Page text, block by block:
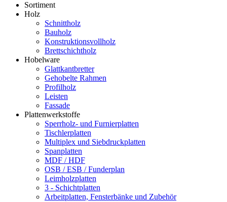
Sortiment
Holz
Schnittholz
Bauholz
Konstruktionsvollholz
Brettschichtholz
Hobelware
Glattkantbretter
Gehobelte Rahmen
Profilholz
Leisten
Fassade
Plattenwerkstoffe
Sperrholz- und Furnierplatten
Tischlerplatten
Multiplex und Siebdruckplatten
Spanplatten
MDF / HDF
OSB / ESB / Funderplan
Leimholzplatten
3 - Schichtplatten
Arbeitplatten, Fensterbänke und Zubehör